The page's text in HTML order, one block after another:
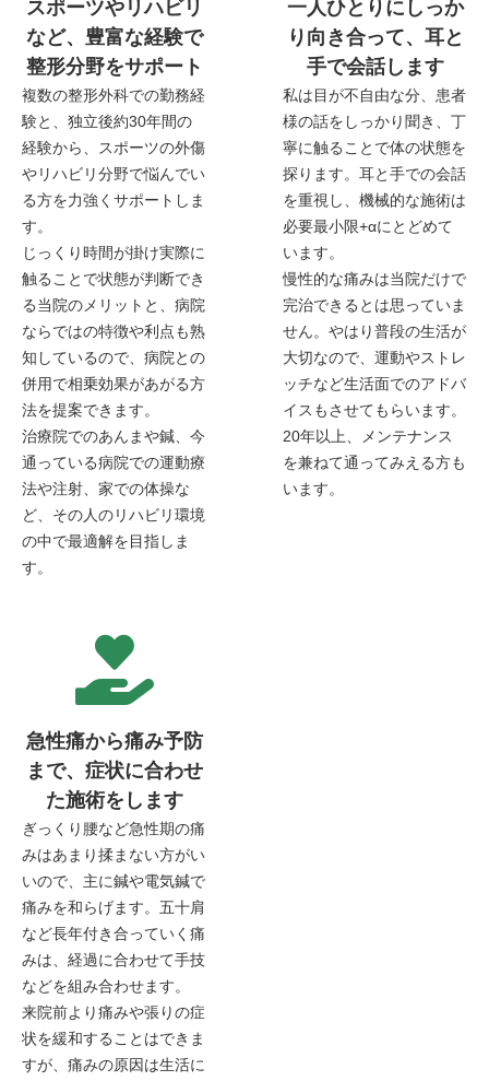
スポーツやリハビリ
など、豊富な経験で
整形分野をサポート
複数の整形外科での勤務経
験と、独立後約30年間の
経験から、スポーツの外傷
やリハビリ分野で悩んでい
る方を力強くサポートしま
す。
じっくり時間が掛け実際に
触ることで状態が判断でき
る当院のメリットと、病院
ならではの特徴や利点も熟
知しているので、病院との
併用で相乗効果があがる方
法を提案できます。
治療院でのあんまや鍼、今
通っている病院での運動療
法や注射、家での体操な
ど、その人のリハビリ環境
の中で最適解を目指しま
す。
一人ひとりにしっか
り向き合って、耳と
手で会話します
私は目が不自由な分、患者
様の話をしっかり聞き、丁
寧に触ることで体の状態を
探ります。耳と手での会話
を重視し、機械的な施術は
必要最小限+αにとどめて
います。
慢性的な痛みは当院だけで
完治できるとは思っていま
せん。やはり普段の生活が
大切なので、運動やストレ
ッチなど生活面でのアドバ
イスもさせてもらいます。
20年以上、メンテナンス
を兼ねて通ってみえる方も
います。
急性痛から痛み予防
まで、症状に合わせ
た施術をします
ぎっくり腰など急性期の痛
みはあまり揉まない方がい
いので、主に鍼や電気鍼で
痛みを和らげます。五十肩
など長年付き合っていく痛
みは、経過に合わせて手技
などを組み合わせます。
来院前より痛みや張りの症
状を緩和することはできま
すが、痛みの原因は生活に